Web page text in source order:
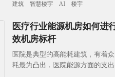
建筑 智慧楼宇 AI 楼宇
医疗行业能源机房如何进
效机房标杆
医院是典型的高能耗建筑，有着
耗最为凸出，医院能源方面的支